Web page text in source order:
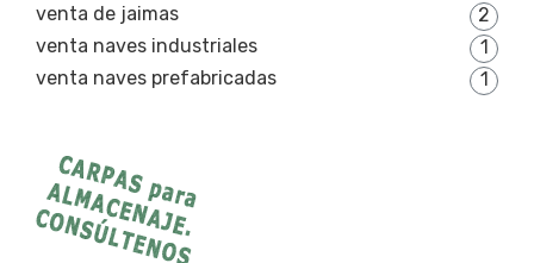
venta de jaimas
2
venta naves industriales
1
venta naves prefabricadas
1